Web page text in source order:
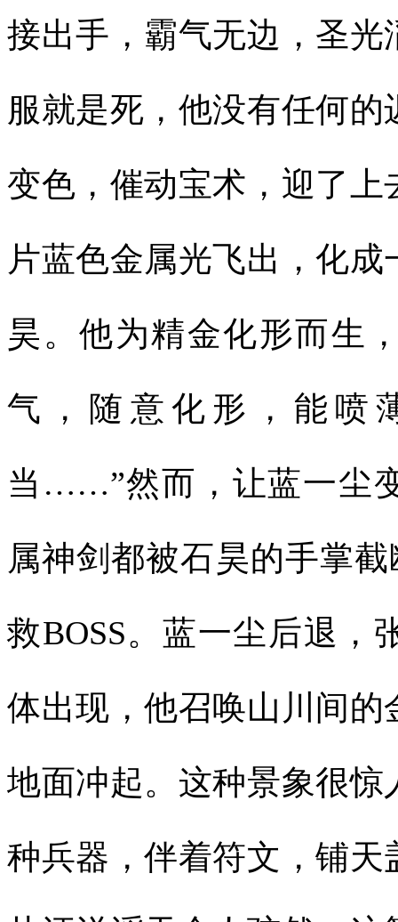
接出手，霸气无边，圣
服就是死，他没有任何
变色，催动宝术，迎了
片蓝色金属光飞出，化
昊。他为精金化形而生
气，随意化形，能喷
当……”然而，让蓝一尘
属神剑都被石昊的手掌
救BOSS。蓝一尘后退，
体出现，他召唤山川间
地面冲起。这种景象很
种兵器，伴着符文，铺